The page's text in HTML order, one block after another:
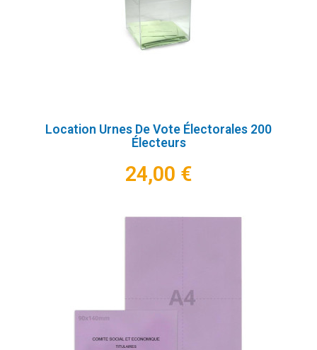
Location Urnes De Vote Électorales 200
Électeurs
24,00 €